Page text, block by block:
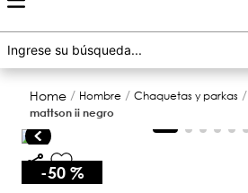
hombre chaquetas y parkas
mattson ii negro
-50 %